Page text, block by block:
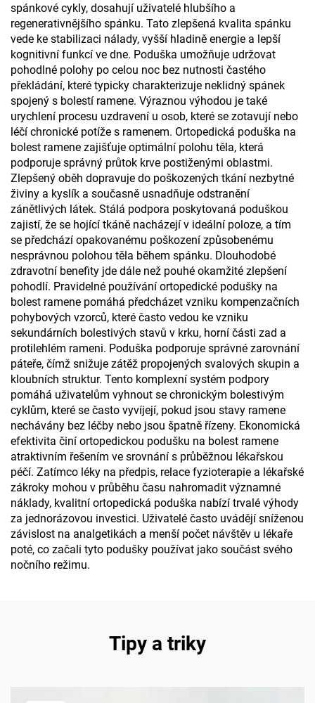
spánkové cykly, dosahují uživatelé hlubšího a
regenerativnějšího spánku. Tato zlepšená kvalita spánku
vede ke stabilizaci nálady, vyšší hladině energie a lepší
kognitivní funkcí ve dne. Poduška umožňuje udržovat
pohodlné polohy po celou noc bez nutnosti častého
překládání, které typicky charakterizuje neklidný spánek
spojený s bolestí ramene. Výraznou výhodou je také
urychlení procesu uzdravení u osob, které se zotavují nebo
léčí chronické potíže s ramenem. Ortopedická poduška na
bolest ramene zajišťuje optimální polohu těla, která
podporuje správný průtok krve postiženými oblastmi.
Zlepšený oběh dopravuje do poškozených tkání nezbytné
živiny a kyslík a současně usnadňuje odstranění
zánětlivých látek. Stálá podpora poskytovaná poduškou
zajistí, že se hojící tkáně nacházejí v ideální poloze, a tím
se předchází opakovanému poškození způsobenému
nesprávnou polohou těla během spánku. Dlouhodobé
zdravotní benefity jde dále než pouhé okamžité zlepšení
pohodlí. Pravidelné používání ortopedické podušky na
bolest ramene pomáhá předcházet vzniku kompenzačních
pohybových vzorců, které často vedou ke vzniku
sekundárních bolestivých stavů v krku, horní části zad a
protilehlém rameni. Poduška podporuje správné zarovnání
páteře, čímž snižuje zátěž propojených svalových skupin a
kloubních struktur. Tento komplexní systém podpory
pomáhá uživatelům vyhnout se chronickým bolestivým
cyklům, které se často vyvíjejí, pokud jsou stavy ramene
nechávány bez léčby nebo jsou špatně řízeny. Ekonomická
efektivita činí ortopedickou podušku na bolest ramene
atraktivním řešením ve srovnání s průběžnou lékařskou
péčí. Zatímco léky na předpis, relace fyzioterapie a lékařské
zákroky mohou v průběhu času nahromadit významné
náklady, kvalitní ortopedická poduška nabízí trvalé výhody
za jednorázovou investici. Uživatelé často uvádějí sníženou
závislost na analgetikách a menší počet návštěv u lékaře
poté, co začali tyto podušky používat jako součást svého
nočního režimu.
Tipy a triky